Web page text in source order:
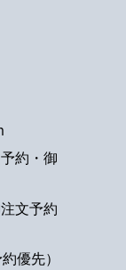
約・御
文予約
優先）